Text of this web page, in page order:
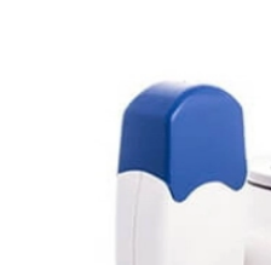
Incalzitor
BIEMME
Incalzitor ceara Basic
- cu termostat pentru cutii